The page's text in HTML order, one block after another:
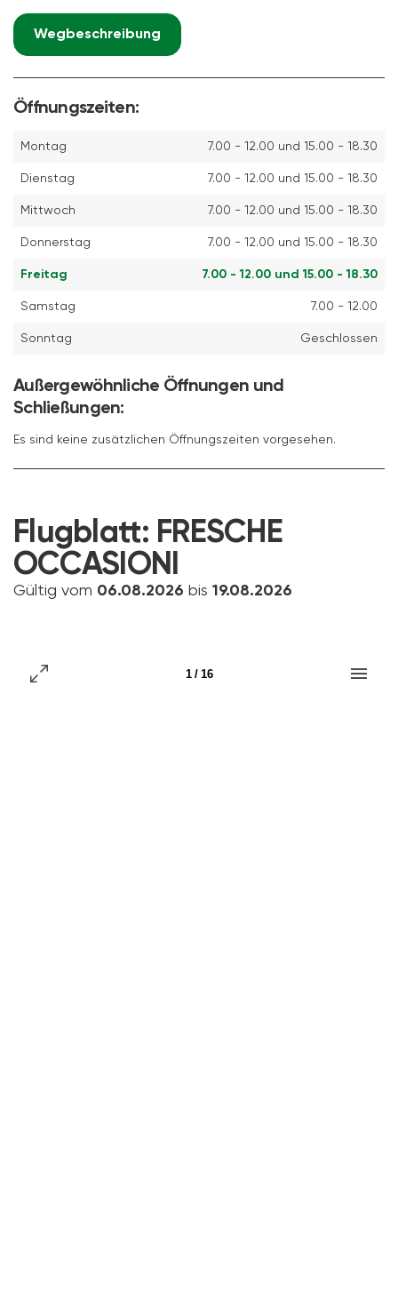
Wegbeschreibung
Öffnungszeiten:
Montag 7.00 - 12.00 und 15.00 - 18.30
Dienstag 7.00 - 12.00 und 15.00 - 18.30
Mittwoch 7.00 - 12.00 und 15.00 - 18.30
Donnerstag 7.00 - 12.00 und 15.00 - 18.30
Freitag 7.00 - 12.00 und 15.00 - 18.30
Samstag 7.00 - 12.00
Sonntag Geschlossen
Außergewöhnliche Öffnungen und
Schließungen:
Es sind keine zusätzlichen Öffnungszeiten vorgesehen.
Flugblatt: FRESCHE
OCCASIONI
Gültig vom 06.08.2026 bis 19.08.2026